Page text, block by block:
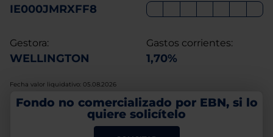
IE000JMRXFF8
Gestora:
WELLINGTON
Gastos corrientes:
1,70%
Fecha valor liquidativo: 05.08.2026
Fondo no comercializado por EBN, si lo
quiere solicítelo